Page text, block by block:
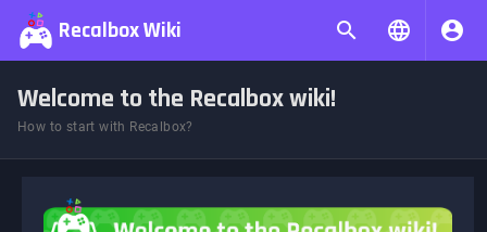
Recalbox Wiki
Welcome to the Recalbox wiki!
How to start with Recalbox?